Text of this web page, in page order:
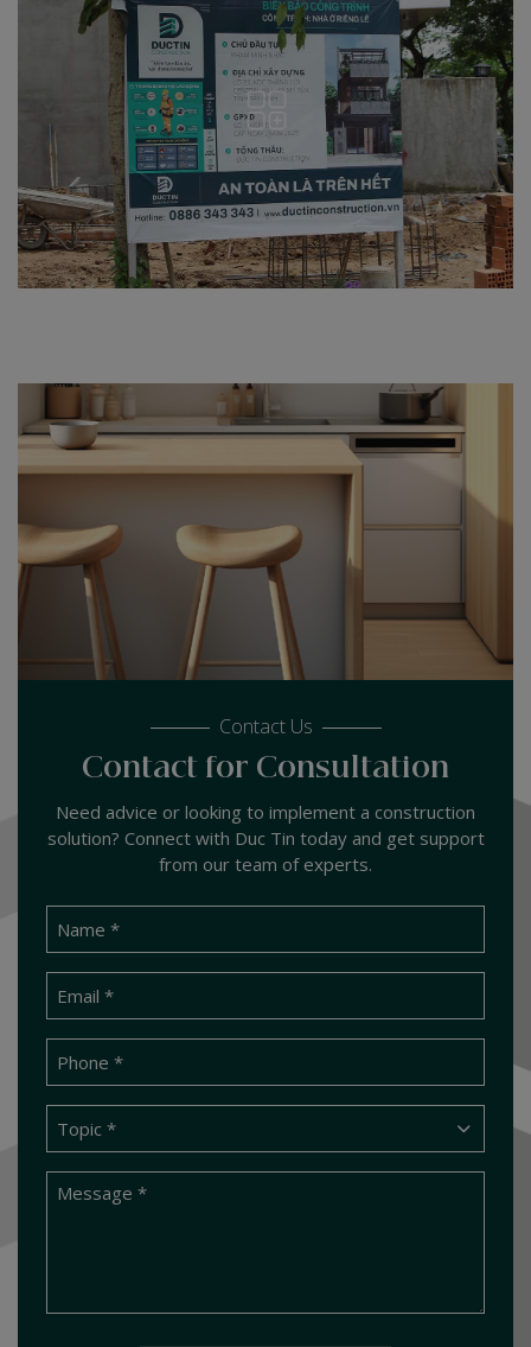
Contact Us
Contact for Consultation
Need advice or looking to implement a construction
solution? Connect with Duc Tin today and get support
from our team of experts.